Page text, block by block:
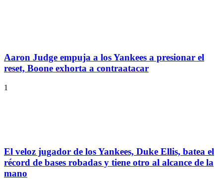
Aaron Judge empuja a los Yankees a presionar el
reset, Boone exhorta a contraatacar
1
El veloz jugador de los Yankees, Duke Ellis, batea el
récord de bases robadas y tiene otro al alcance de la
mano